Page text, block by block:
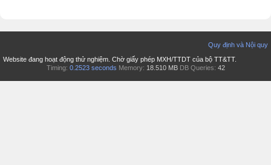
Quy định và Nội quy
Website đang hoạt động thử nghiệm. Chờ giấy phép MXH/TTDT của bộ TT&TT.
Timing: 0.2523 seconds Memory: 18.510 MB DB Queries: 42